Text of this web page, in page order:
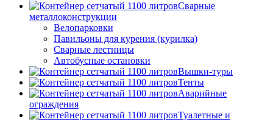
Сварные
металлоконструкции
Велопарковки
Павильоны для курения (курилка)
Сварные лестницы
Автобусные остановки
Вышки-туры
Тенты
Аварийные
ограждения
Туалетные и